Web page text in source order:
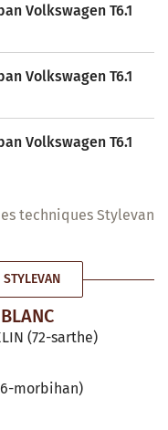
Volkswagen T6.1
Volkswagen T6.1
Volkswagen T6.1
techniques Stylevan
(72-sarthe)
morbihan)